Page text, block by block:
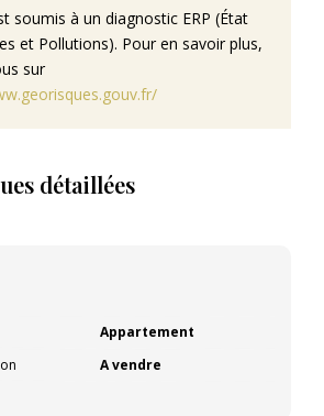
soumis à un diagnostic ERP (État
et Pollutions). Pour en savoir plus,
sur
détaillées
Appartement
A vendre